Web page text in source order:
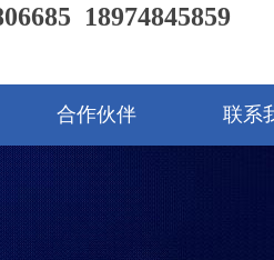
18974845859
合作伙伴 联系